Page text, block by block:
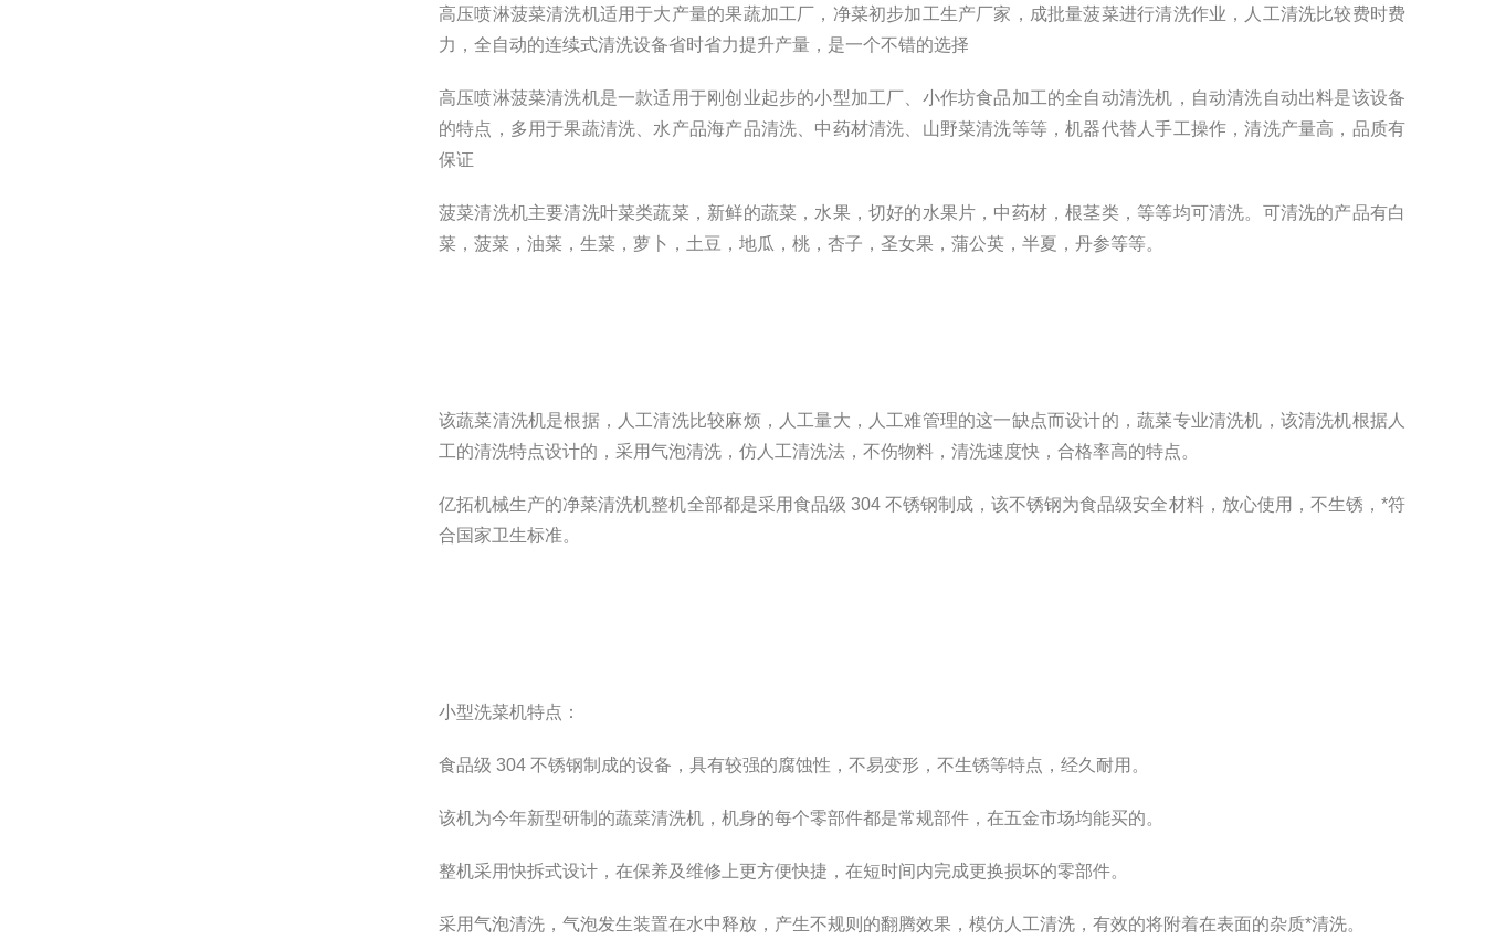
高压喷淋菠菜清洗机适用于大产量的果蔬加工厂，净菜初步加工生产厂家，成批量菠菜进行清洗作业，人工清洗比较费时费
力，全自动的连续式清洗设备省时省力提升产量，是一个不错的选择
高压喷淋菠菜清洗机是一款适用于刚创业起步的小型加工厂、小作坊食品加工的全自动清洗机，自动清洗自动出料是该设备
的特点，多用于果蔬清洗、水产品海产品清洗、中药材清洗、山野菜清洗等等，机器代替人手工操作，清洗产量高，品质有
保证
菠菜清洗机主要清洗叶菜类蔬菜，新鲜的蔬菜，水果，切好的水果片，中药材，根茎类，等等均可清洗。可清洗的产品有白
菜，菠菜，油菜，生菜，萝卜，土豆，地瓜，桃，杏子，圣女果，蒲公英，半夏，丹参等等。
该蔬菜清洗机是根据，人工清洗比较麻烦，人工量大，人工难管理的这一缺点而设计的，蔬菜专业清洗机，该清洗机根据人
工的清洗特点设计的，采用气泡清洗，仿人工清洗法，不伤物料，清洗速度快，合格率高的特点。
亿拓机械生产的净菜清洗机整机全部都是采用食品级 304 不锈钢制成，该不锈钢为食品级安全材料，放心使用，不生锈，*符
合国家卫生标准。
小型洗菜机特点：
食品级 304 不锈钢制成的设备，具有较强的腐蚀性，不易变形，不生锈等特点，经久耐用。
该机为今年新型研制的蔬菜清洗机，机身的每个零部件都是常规部件，在五金市场均能买的。
整机采用快拆式设计，在保养及维修上更方便快捷，在短时间内完成更换损坏的零部件。
采用气泡清洗，气泡发生装置在水中释放，产生不规则的翻腾效果，模仿人工清洗，有效的将附着在表面的杂质*清洗。